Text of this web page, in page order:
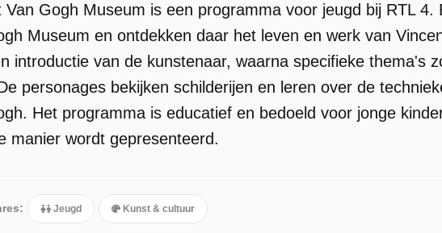
Gogh Museum is een programma voor jeugd bij RTL 4.
Museum en ontdekken daar het leven en werk van
introductie van de kunstenaar, waarna specifieke thema's
personages bekijken schilderijen en leren over de
Het programma is educatief en bedoeld voor jonge
manier wordt gepresenteerd.
Jeugd Kunst & cultuur